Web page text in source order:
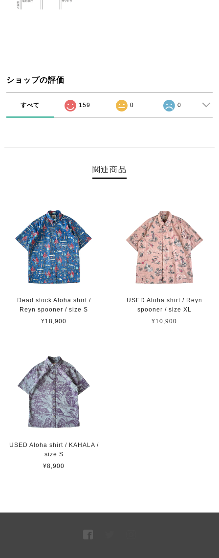
ショップの評価
すべて 159 0 0
関連商品
Dead stock Aloha shirt /
Reyn spooner / size S
¥18,900
USED Aloha shirt / Reyn
spooner / size XL
¥10,900
USED Aloha shirt / KAHALA /
size S
¥8,900